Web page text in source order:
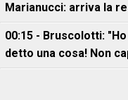
Marianucci: arriva la
00:15 - Bruscolotti:
detto una cosa! Non